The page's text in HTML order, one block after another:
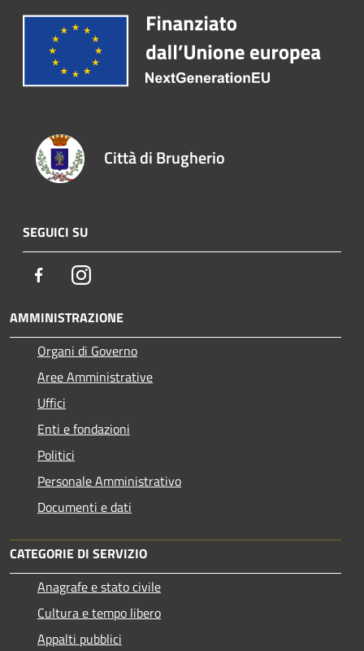
Città di Brugherio
SEGUICI SU
FacebookInstagram
AMMINISTRAZIONE
Organi di Governo
Aree Amministrative
Uffici
Enti e fondazioni
Politici
Personale Amministrativo
Documenti e dati
CATEGORIE DI SERVIZIO
Anagrafe e stato civile
Cultura e tempo libero
Appalti pubblici